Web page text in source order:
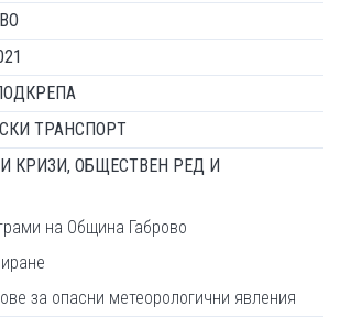
ТРАНСПОРТ
КРИЗИ, ОБЩЕСТВЕН РЕД И
на Община Габрово
за опасни метеорологични явления